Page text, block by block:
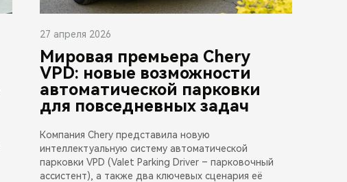
27 апреля 2026
Мировая премьера Chery
VPD: новые возможности
автоматической парковки
для повседневных задач
Компания Chery представила новую
интеллектуальную систему автоматической
парковки VPD (Valet Parking Driver – парковочный
ассистент), а также два ключевых сценария её